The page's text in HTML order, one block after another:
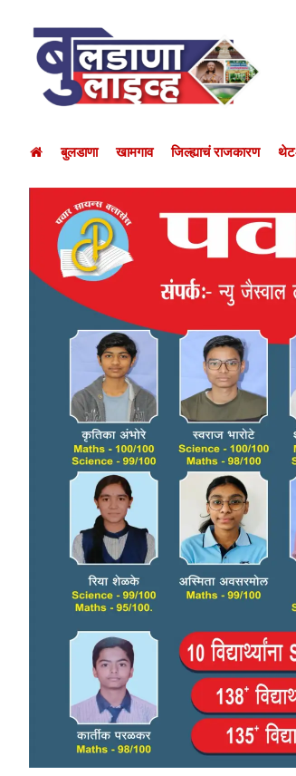
बुलडाणा खामगाव जिल्ह्याचं राजकारण